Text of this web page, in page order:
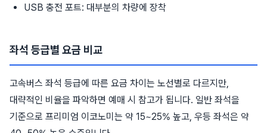
USB 충전 포트: 대부분의 차량에 장착
좌석 등급별 요금 비교
고속버스 좌석 등급에 따른 요금 차이는 노선별로 다르지만,
대략적인 비율을 파악하면 예매 시 참고가 됩니다. 일반 좌석을
기준으로 프리미엄 이코노미는 약 15~25% 높고, 우등 좌석은 약